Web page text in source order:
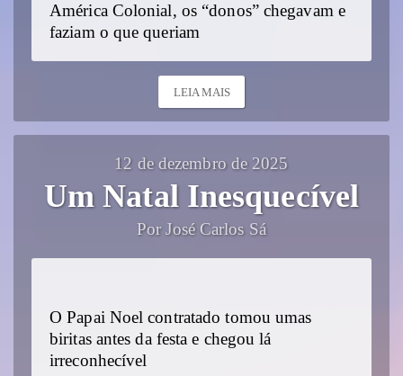
América Colonial, os “donos” chegavam e
faziam o que queriam
LEIA MAIS
12 de dezembro de 2025
Um Natal Inesquecível
Por José Carlos Sá
O Papai Noel contratado tomou umas
biritas antes da festa e chegou lá
irreconhecível